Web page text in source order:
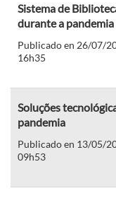
Sistema de
durante a pandemia
Publicado en 26/07/
16h35
Soluções
pandemia
Publicado en 13/05/
09h53